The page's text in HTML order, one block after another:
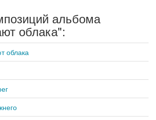
альбома
облака":
облака